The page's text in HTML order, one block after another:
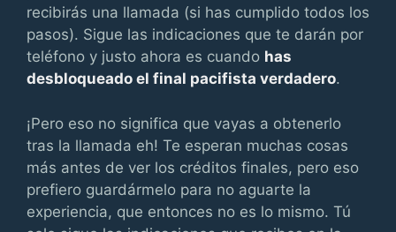
recibirás una llamada (si has cumplido todos los
pasos). Sigue las indicaciones que te darán por
teléfono y justo ahora es cuando has
desbloqueado el final pacifista verdadero.
¡Pero eso no significa que vayas a obtenerlo
tras la llamada eh! Te esperan muchas cosas
más antes de ver los créditos finales, pero eso
prefiero guardármelo para no aguarte la
experiencia, que entonces no es lo mismo. Tú